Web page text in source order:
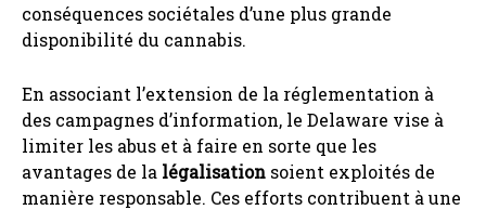
conséquences sociétales d’une plus grande
disponibilité du cannabis.
En associant l’extension de la réglementation à
des campagnes d’information, le Delaware vise à
limiter les abus et à faire en sorte que les
avantages de la légalisation soient exploités de
manière responsable. Ces efforts contribuent à une